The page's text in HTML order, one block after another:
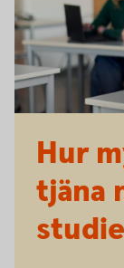
Hur
tjäna